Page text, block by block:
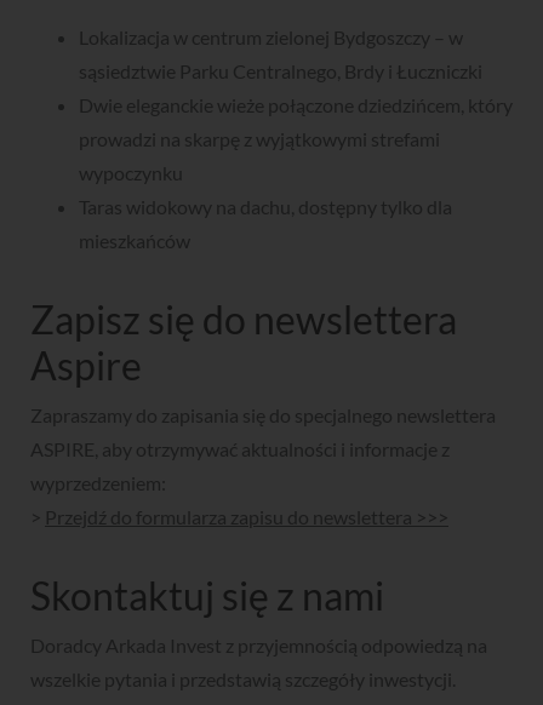
Lokalizacja w centrum zielonej Bydgoszczy – w
sąsiedztwie Parku Centralnego, Brdy i Łuczniczki
Dwie eleganckie wieże połączone dziedzińcem, który
prowadzi na skarpę z wyjątkowymi strefami
wypoczynku
Taras widokowy na dachu, dostępny tylko dla
mieszkańców
Zapisz się do newslettera
Aspire
Zapraszamy do zapisania się do specjalnego newslettera
ASPIRE, aby otrzymywać aktualności i informacje z
wyprzedzeniem:
> Przejdź do formularza zapisu do newslettera >>>
Skontaktuj się z nami
Doradcy Arkada Invest z przyjemnością odpowiedzą na
wszelkie pytania i przedstawią szczegóły inwestycji.